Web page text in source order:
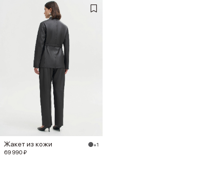
Жакет из кожи +1
69 990 ₽